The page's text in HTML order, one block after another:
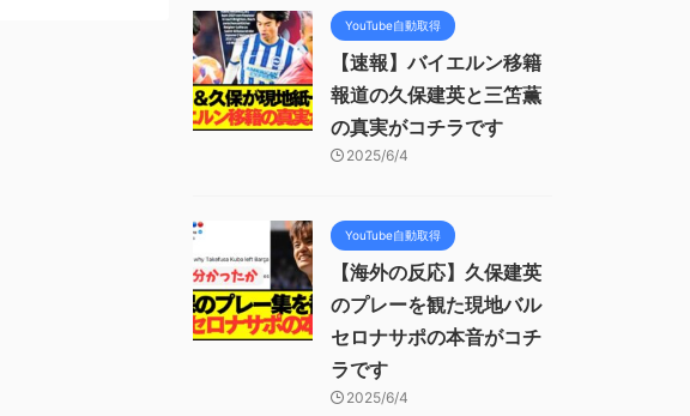
YouTube自動取得
【速報】バイエルン移籍
報道の久保建英と三笘薫
の真実がコチラです
2025/6/4
YouTube自動取得
【海外の反応】久保建英
のプレーを観た現地バル
セロナサポの本音がコチ
ラです
2025/6/4